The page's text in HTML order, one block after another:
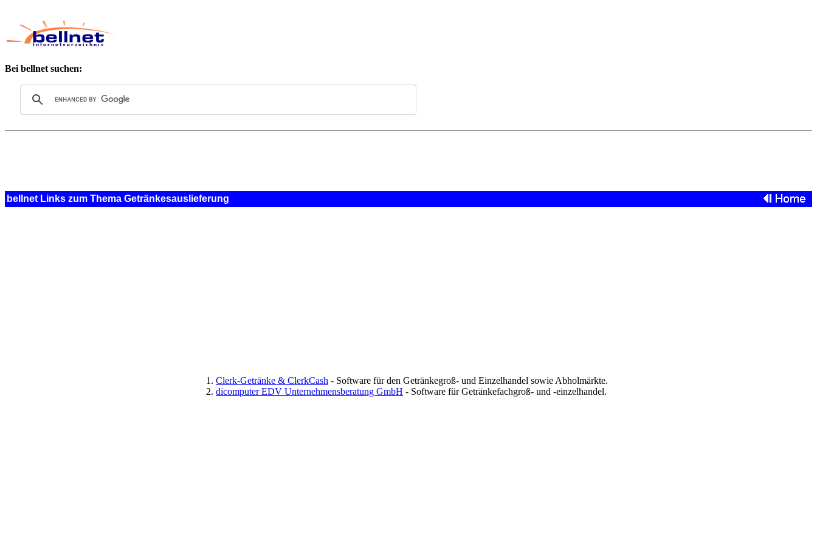
Bei bellnet suchen:
bellnet Links zum Thema Getränkesauslieferung
Clerk-Getränke & ClerkCash - Software für den Getränkegroß- und Einzelhandel sowie Abholmärkte.
dicomputer EDV Unternehmensberatung GmbH - Software für Getränkefachgroß- und -einzelhandel.